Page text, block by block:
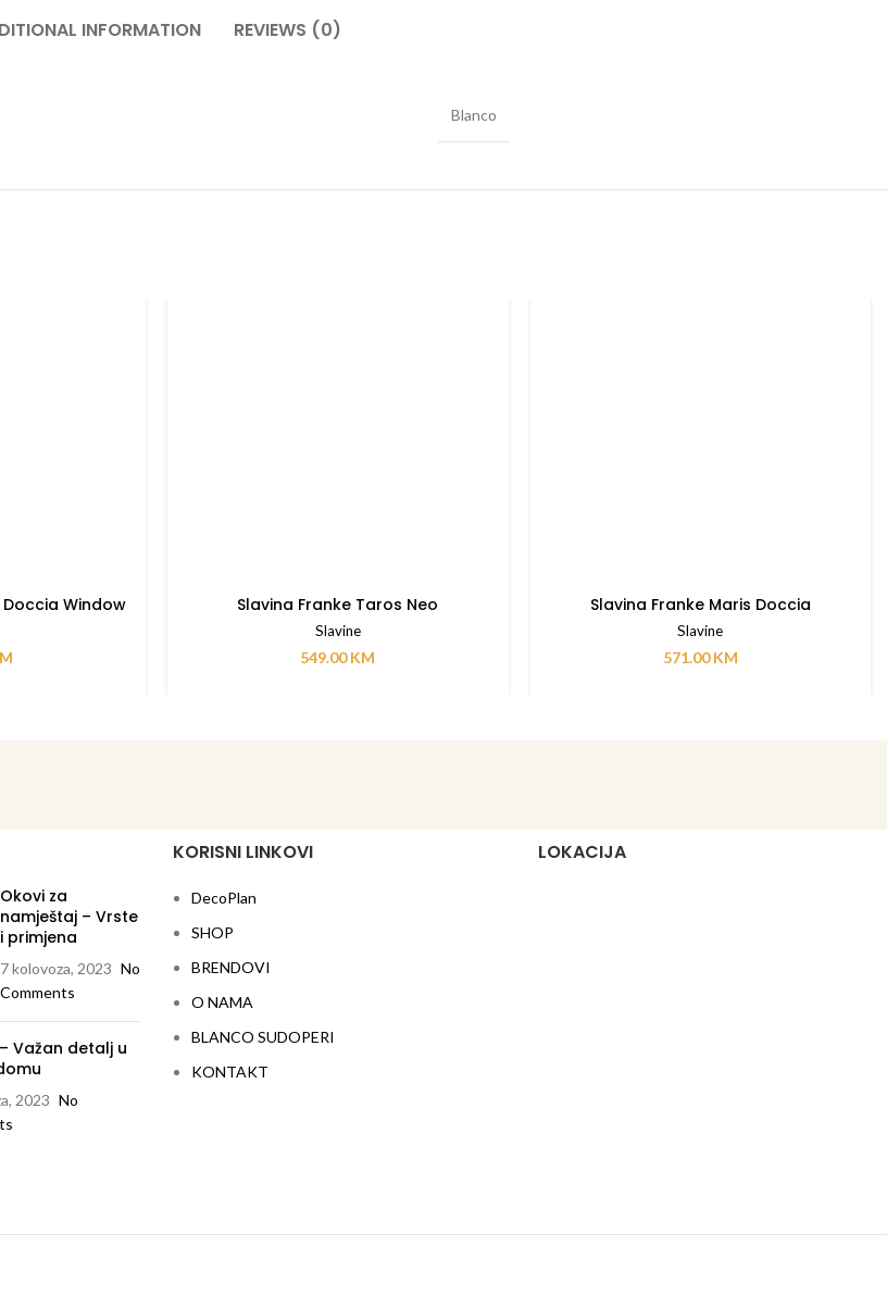
INFORMATION REVIEWS (0)
Blanco
Window Slavina Franke Taros Neo
Slavine
549.00KM
Slavina Franke Maris Doccia
Slavine
571.00KM
Okovi za
namještaj – Vrste
i primjena
7 kolovoza, 2023 No
Comments
Važan detalj u
2023 No
KORISNI LINKOVI
DecoPlan
SHOP
BRENDOVI
O NAMA
BLANCO SUDOPERI
KONTAKT
LOKACIJA